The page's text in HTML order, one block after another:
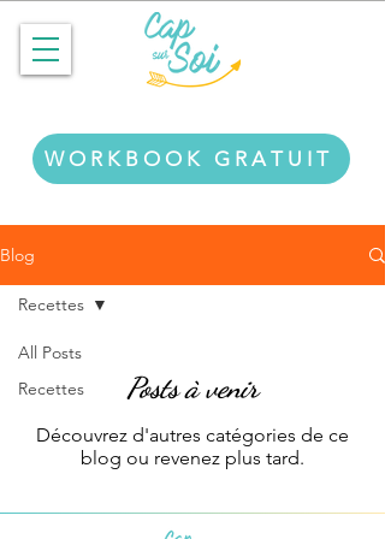
WORKBOOK GRATUIT
Blog
All Posts
Recettes
Recettes
Posts à venir
Découvrez d'autres catégories de ce
blog ou revenez plus tard.